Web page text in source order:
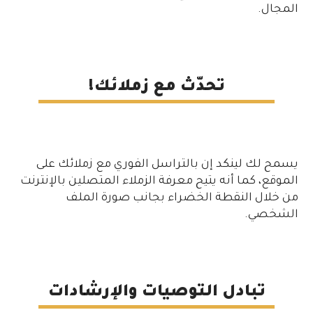
المجال.
تحدّث مع زملائك!
يسمح لك لينكد إن بالتراسل الفوري مع زملائك على
الموقع، كما أنه يتيح معرفة الزملاء المتصلين بالإنترنت
من خلال النقطة الخضراء بجانب صورة الملف
الشخصي.
تبادل التوصيات والإرشادات